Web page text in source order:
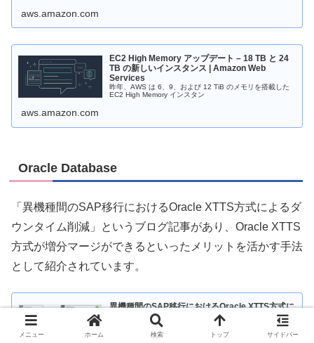
aws.amazon.com
EC2 High Memory アップデート – 18 TB と 24
TB の新しいインスタンス | Amazon Web
Services
昨年、AWS は 6、9、および 12 TiB のメモリを搭載した
EC2 High Memory インスタン
aws.amazon.com
Oracle Database
「異機種間のSAP移行におけるOracle XTTS方式によるダ
ウンタイム削減」というブログ記事があり、Oracle XTTS
方式が増分マージができるといったメリットを活かす手法
として紹介されています。
異機種間のSAP移行におけるOracle XTTS方式に
よるダウンタイム削減 | Amazon Web Services
Oracle DatabaseでSAPアプリケーションを稼働している
組織には、あるオペレーティングシステムから
メニュー ホーム 検索 トップ サイドバー